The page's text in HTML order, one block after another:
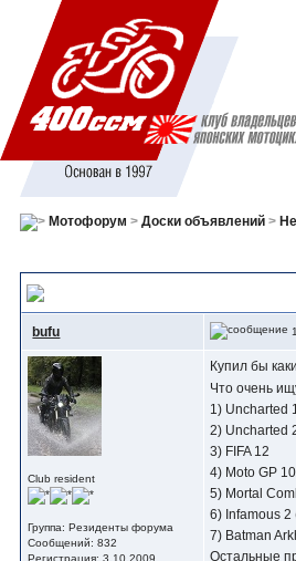
Мотофорум >Доски объявлений >
bufu
Club resident
Группа: Резиденты форума
Сообщений: 832
Регистрация: 3.10.2009
Купил бы
Что очень
1) Uncharted
2) Uncharted
3) FIFA 12
4) Moto GP
5) Mortal
6) Infamous
7) Batman
Остальные